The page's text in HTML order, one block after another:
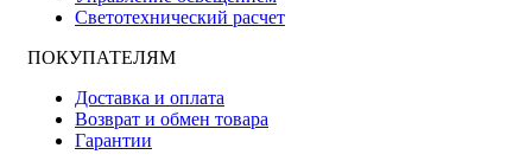
Светотехнический расчет
ПОКУПАТЕЛЯМ
Доставка и оплата
Возврат и обмен товара
Гарантии